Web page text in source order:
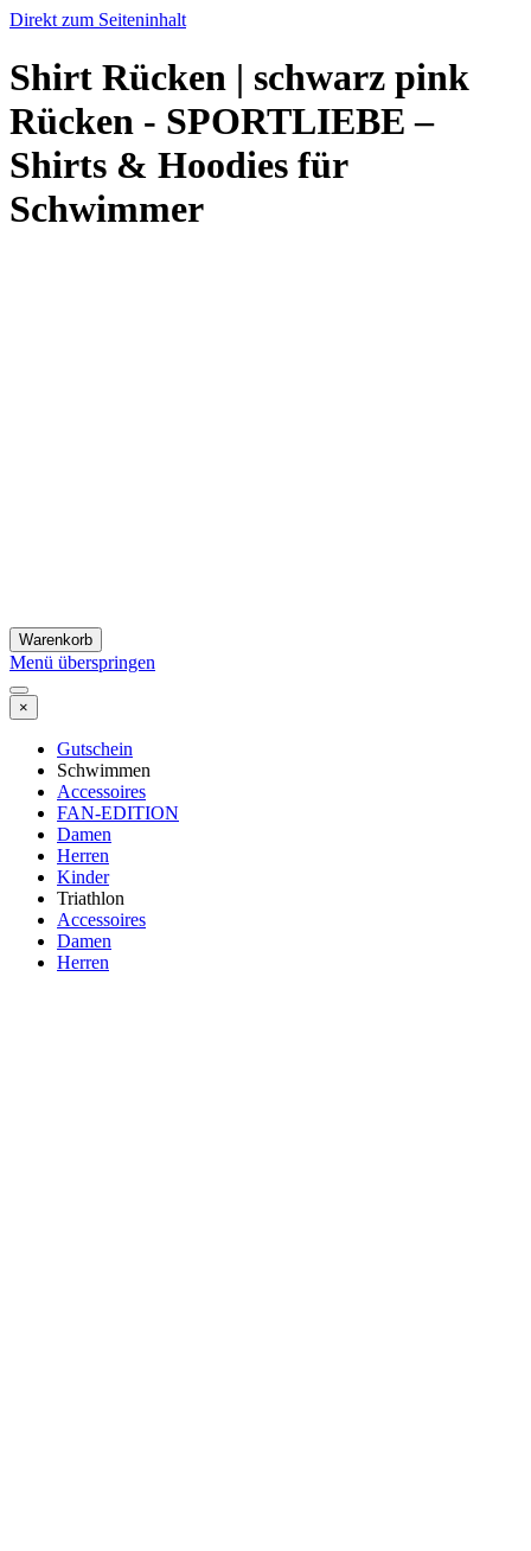
Direkt zum Seiteninhalt
Shirt Rücken | schwarz pink
Rücken - SPORTLIEBE –
Shirts & Hoodies für
Schwimmer
Warenkorb
Menü überspringen
×
Gutschein
Schwimmen
Accessoires
FAN-EDITION
Damen
Herren
Kinder
Triathlon
Accessoires
Damen
Herren